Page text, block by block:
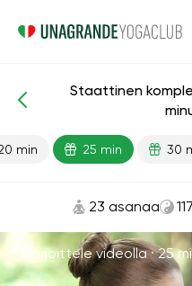
Staattinen
min 25 min 30
23 asanaa
Harjoittele videolla ·25